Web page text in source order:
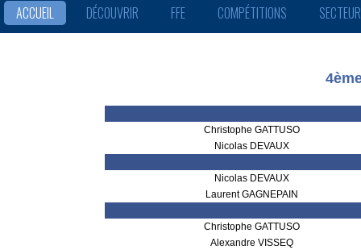
ACCUEIL DÉCOUVRIR FFE COMPÉTITIONS
Christophe GATTUSO
Nicolas DEVAUX
Nicolas DEVAUX
Laurent GAGNEPAIN
Christophe GATTUSO
Alexandre VISSEQ